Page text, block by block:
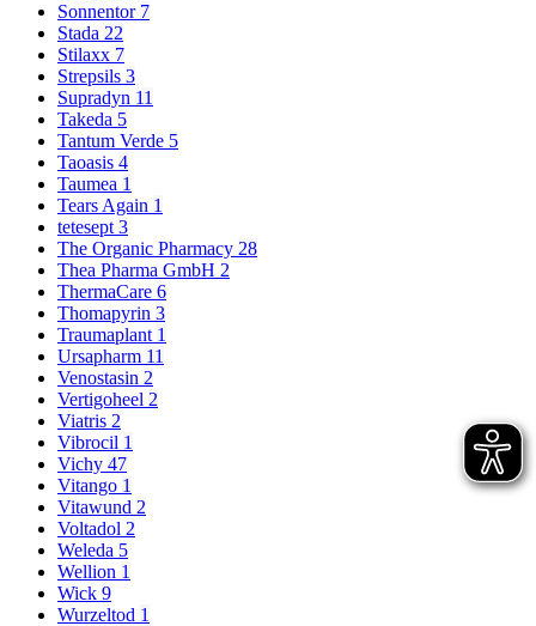
Sonnentor 7
Stada 22
Stilaxx 7
Strepsils 3
Supradyn 11
Takeda 5
Tantum Verde 5
Taoasis 4
Taumea 1
Tears Again 1
tetesept 3
The Organic Pharmacy 28
Thea Pharma GmbH 2
ThermaCare 6
Thomapyrin 3
Traumaplant 1
Ursapharm 11
Venostasin 2
Vertigoheel 2
Viatris 2
Vibrocil 1
Vichy 47
Vitango 1
Vitawund 2
Voltadol 2
Weleda 5
Wellion 1
Wick 9
Wurzeltod 1